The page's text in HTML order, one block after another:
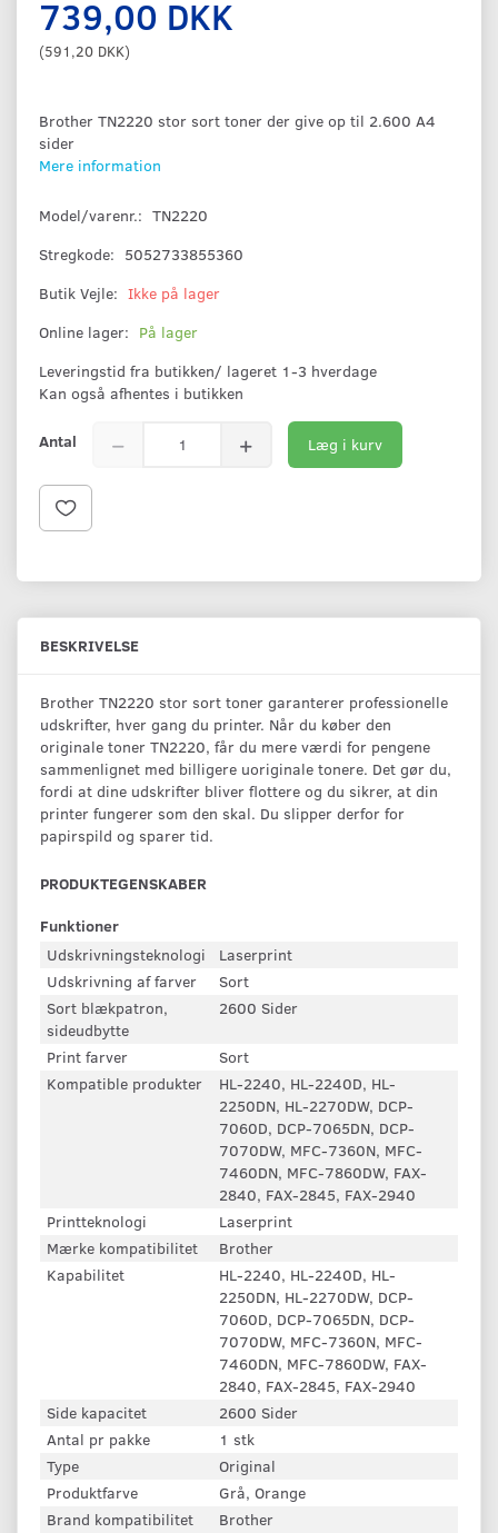
739,00 DKK
(591,20 DKK)
Brother TN2220 stor sort toner der give op til 2.600 A4
sider
Mere information
Model/varenr.: TN2220
Stregkode: 5052733855360
Butik Vejle: Ikke på lager
Online lager: På lager
Leveringstid fra butikken/ lageret 1-3 hverdage
Kan også afhentes i butikken
Antal Læg i kurv
BESKRIVELSE
Brother TN2220 stor sort toner garanterer professionelle
udskrifter, hver gang du printer. Når du køber den
originale toner TN2220, får du mere værdi for pengene
sammenlignet med billigere uoriginale tonere. Det gør du,
fordi at dine udskrifter bliver flottere og du sikrer, at din
printer fungerer som den skal. Du slipper derfor for
papirspild og sparer tid.
PRODUKTEGENSKABER
Funktioner
Udskrivningsteknologi
Laserprint
Udskrivning af farver
Sort
Sort blækpatron,
sideudbytte
2600 Sider
Print farver
Sort
Kompatible produkter
HL-2240, HL-2240D, HL-
2250DN, HL-2270DW, DCP-
7060D, DCP-7065DN, DCP-
7070DW, MFC-7360N, MFC-
7460DN, MFC-7860DW, FAX-
2840, FAX-2845, FAX-2940
Printteknologi
Laserprint
Mærke kompatibilitet
Brother
Kapabilitet
HL-2240, HL-2240D, HL-
2250DN, HL-2270DW, DCP-
7060D, DCP-7065DN, DCP-
7070DW, MFC-7360N, MFC-
7460DN, MFC-7860DW, FAX-
2840, FAX-2845, FAX-2940
Side kapacitet
2600 Sider
Antal pr pakke
1 stk
Type
Original
Produktfarve
Grå, Orange
Brand kompatibilitet
Brother